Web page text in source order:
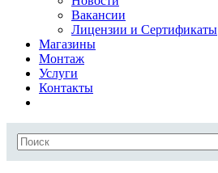
Вакансии
Лицензии и Сертификаты
Магазины
Монтаж
Услуги
Контакты